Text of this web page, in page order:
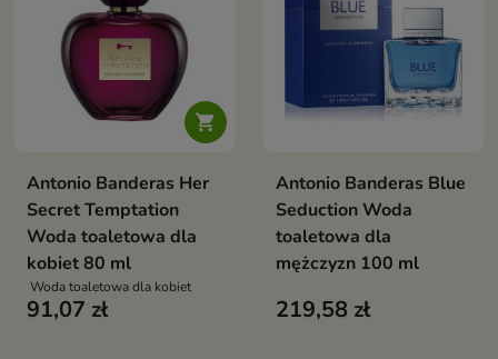

Antonio Banderas Her
Secret Temptation
Woda toaletowa dla
kobiet 80 ml
Woda toaletowa dla kobiet
91,07 zł
Antonio Banderas Blue
Seduction Woda
toaletowa dla
mężczyzn 100 ml
219,58 zł